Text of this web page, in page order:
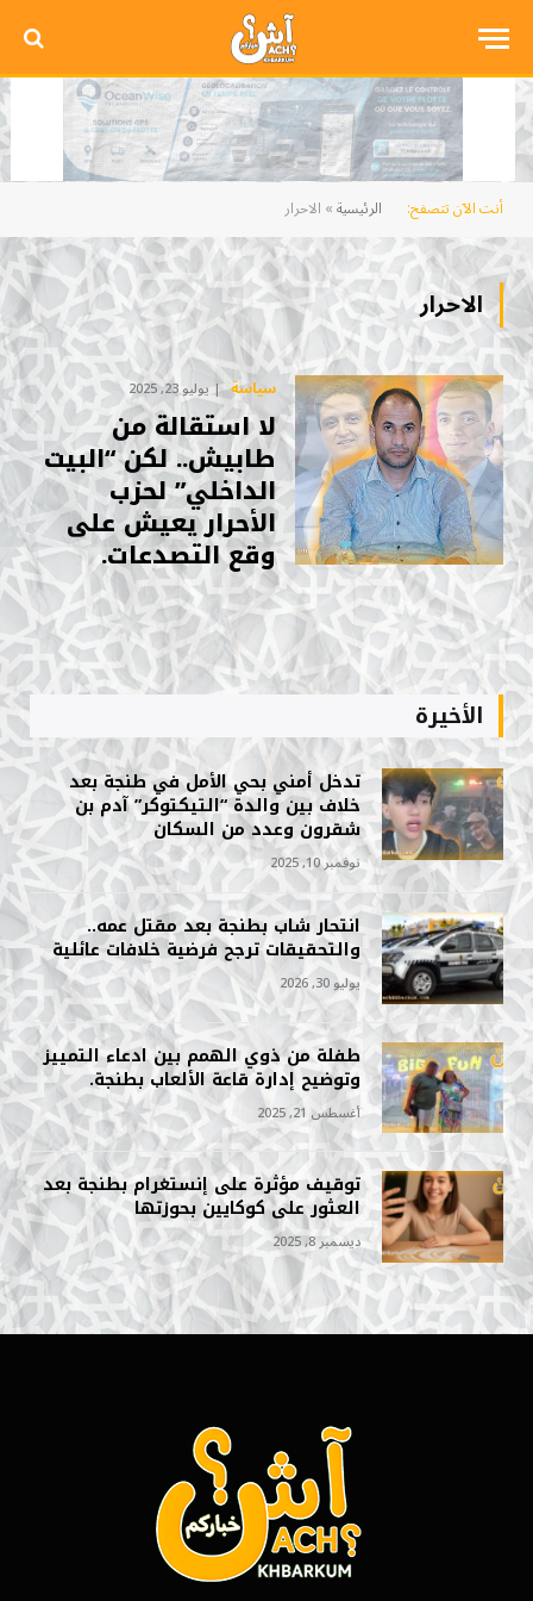
أنت الآن تتصفح: الرئيسية» الاحرار
الاحرار
سياسة يوليو 23, 2025
لا استقالة من
طابيش.. لكن “البيت
الداخلي” لحزب
الأحرار يعيش على
وقع التصدعات.
الأخيرة
تدخل أمني بحي الأمل في طنجة بعد
خلاف بين والدة “التيكتوكر” آدم بن
شقرون وعدد من السكان
نوفمبر 10, 2025
انتحار شاب بطنجة بعد مقتل عمه..
والتحقيقات ترجح فرضية خلافات عائلية
يوليو 30, 2026
طفلة من ذوي الهمم بين ادعاء التمييز
وتوضيح إدارة قاعة الألعاب بطنجة.
أغسطس 21, 2025
توقيف مؤثرة على إنستغرام بطنجة بعد
العثور على كوكايين بحوزتها
ديسمبر 8, 2025